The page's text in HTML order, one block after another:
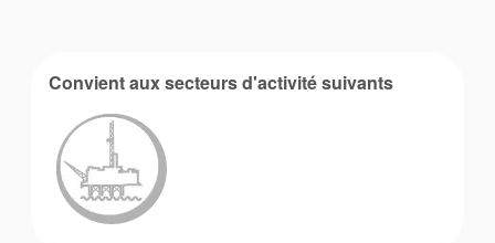
Convient aux secteurs d'activité suivants